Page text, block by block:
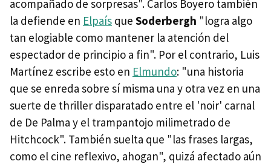
acompañado de sorpresas". Carlos Boyero también
la defiende en Elpaís que Soderbergh "logra algo
tan elogiable como mantener la atención del
espectador de principio a fin". Por el contrario, Luis
Martínez escribe esto en Elmundo: "una historia
que se enreda sobre sí misma una y otra vez en una
suerte de thriller disparatado entre el 'noir' carnal
de De Palma y el trampantojo milimetrado de
Hitchcock". También suelta que "las frases largas,
como el cine reflexivo, ahogan", quizá afectado aún